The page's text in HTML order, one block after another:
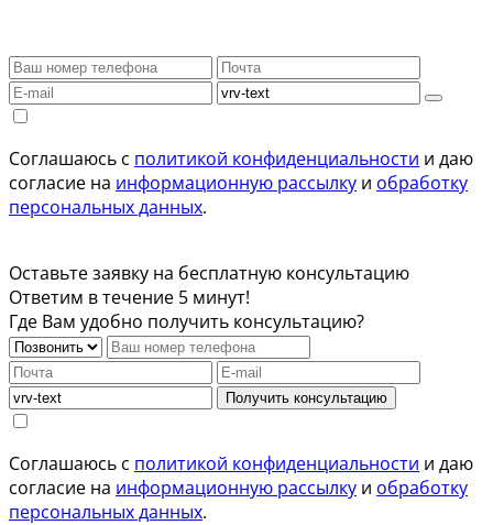
Соглашаюсь с политикой конфиденциальности и даю
согласие на информационную рассылку и обработку
персональных данных.
Оставьте заявку на бесплатную консультацию
Ответим в течение 5 минут!
Где Вам удобно получить консультацию?
Получить консультацию
Соглашаюсь с политикой конфиденциальности и даю
согласие на информационную рассылку и обработку
персональных данных.